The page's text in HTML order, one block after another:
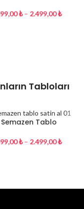
₺ – 2.499,00₺
Tabloları
Semazen Tablo
₺ – 2.499,00₺